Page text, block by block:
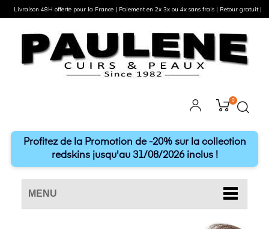
0
Profitez de la Promotion de -20% sur la collection
redskins jusqu'au 31/08/2026 inclus !
MENU
Livraison 48H offerte pour la France | Paiement en 2x 3x ou 4x sans frais | Retour gratuit |